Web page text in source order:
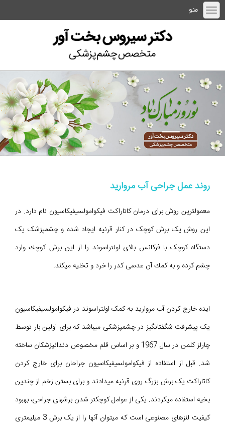
منو
روند عمل جراحی آب مروارید
معمولترین روش برای درمان کاتاراکت فيکوامولسیفیکاسيون نام دارد. در
این روش یک برش کوچک در کنار قرنیه ايجاد شده و چشمپزشک یک
دستگاه کوچک با فرکانس بالای اولتراسوند را از اين برش كوچك وارد
چشم کرده و به كمك آن عدسی كدر را خرد و تخلیه میکند.
ایده خارج کردن آب مروارید به کمک اولتراسوند در فيکوامولسیفیکاسيون
یک پیشرفت شگفتانگیز در چشمپزشکی میباشد که برای اولین بار توسط
چارلز کلمن در سال 1967 و بر اساس قلم مخصوص دندانپزشکان ساخته
شد. قبل از استفاده از فيکوامولسیفیکاسيون جراحان برای خارج کردن
کاتاراکت یک برش بزرگ روی قرنیه میدادند و برای بستن زخم از چندین
بخیه استفاده میکردند. یکی از عوامل کوچکتر شدن برشهای جراحی، بهبود
کیفیت لنزهای مصنوعی است که میتوان آنها را از یک برش 3 میلیمتری